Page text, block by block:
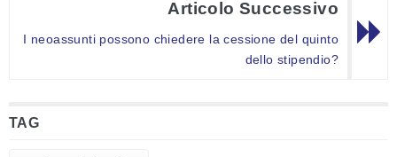
Articolo Successivo
I neoassunti possono chiedere la cessione del quinto
dello stipendio?
TAG